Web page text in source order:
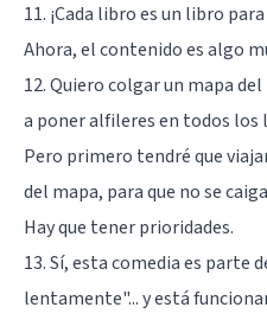
11. ¡Cada libro es un libro
Ahora, el contenido es algo
12. Quiero colgar un mapa
a poner alfileres en todos los
Pero primero tendré que
del mapa, para que no se
Hay que tener prioridades.
13. Sí, esta comedia es parte
lentamente"... y está